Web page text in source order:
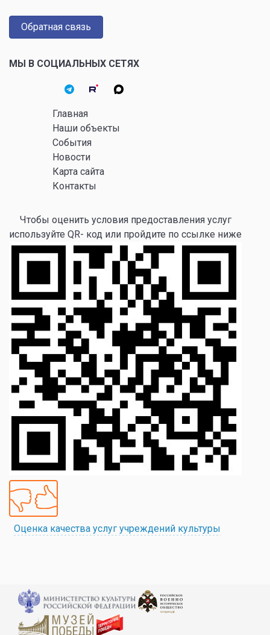
Обратная связь
МЫ В СОЦИАЛЬНЫХ СЕТЯХ
Главная
Наши объекты
События
Новости
Карта сайта
Контакты
Чтобы оценить условия предоставления услуг
используйте QR- код или пройдите по ссылке ниже
Оценка качества услуг учреждений культуры